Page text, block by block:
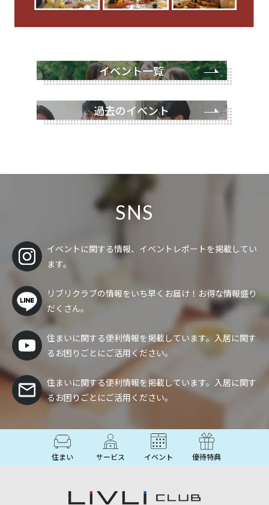
イベント一覧
過去のイベント
SNS
イベントに関する情報、イベントレポートを掲載してい
ます。
リブリクラブの情報をいち早くお届け！ お得な情報盛り
だくさん。
住まいに関する便利情報を掲載しています。入居に関す
るお困りごとにご活用ください。
住まいに関する便利情報を掲載しています。入居に関す
るお困りごとにご活用ください。
住まい サービス イベント 優待特典